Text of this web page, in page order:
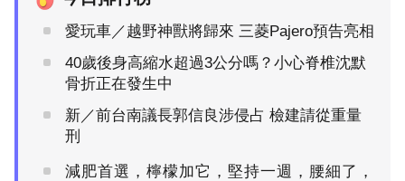
愛玩車／越野神獸將歸來 三菱Pajero預告亮相
40歲後身高縮水超過3公分嗎？小心脊椎沈默
骨折正在發生中
新／前台南議長郭信良涉侵占 檢建請從重量
刑
減肥首選，檸檬加它，堅持一週，腰細了，